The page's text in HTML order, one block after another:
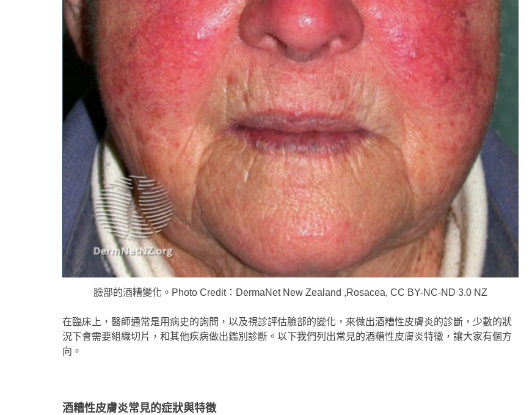
臉部的酒糟變化。Photo Credit：DermaNet New Zealand ,Rosacea, CC BY-NC-ND 3.0 NZ
在臨床上，醫師通常是用病史的詢問，以及視診評估臉部的變化，來做出酒糟性皮膚炎的診斷，少數的狀
況下會需要組織切片，和其他疾病做出鑑別診斷。以下我們列出常見的酒糟性皮膚炎特徵，讓大家有個方
向。
酒糟性皮膚炎常見的症狀與特徵